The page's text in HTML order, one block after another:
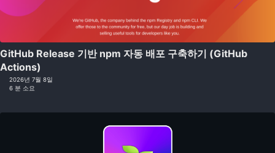
GitHub Release 기반 npm 자동 배포 구축하기 (GitHub
Actions)
2026년 7월 8일
6 분 소요